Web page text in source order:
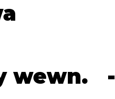
wewn.
-